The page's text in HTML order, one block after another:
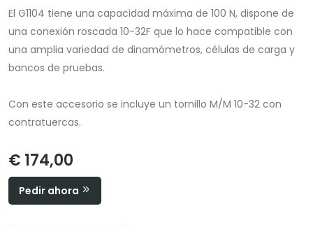
El G1104 tiene una capacidad máxima de 100 N, dispone de
una conexión roscada 10-32F que lo hace compatible con
una amplia variedad de dinamómetros, células de carga y
bancos de pruebas.
Con este accesorio se incluye un tornillo M/M 10-32 con
contratuercas.
€ 174,00
Pedir ahora